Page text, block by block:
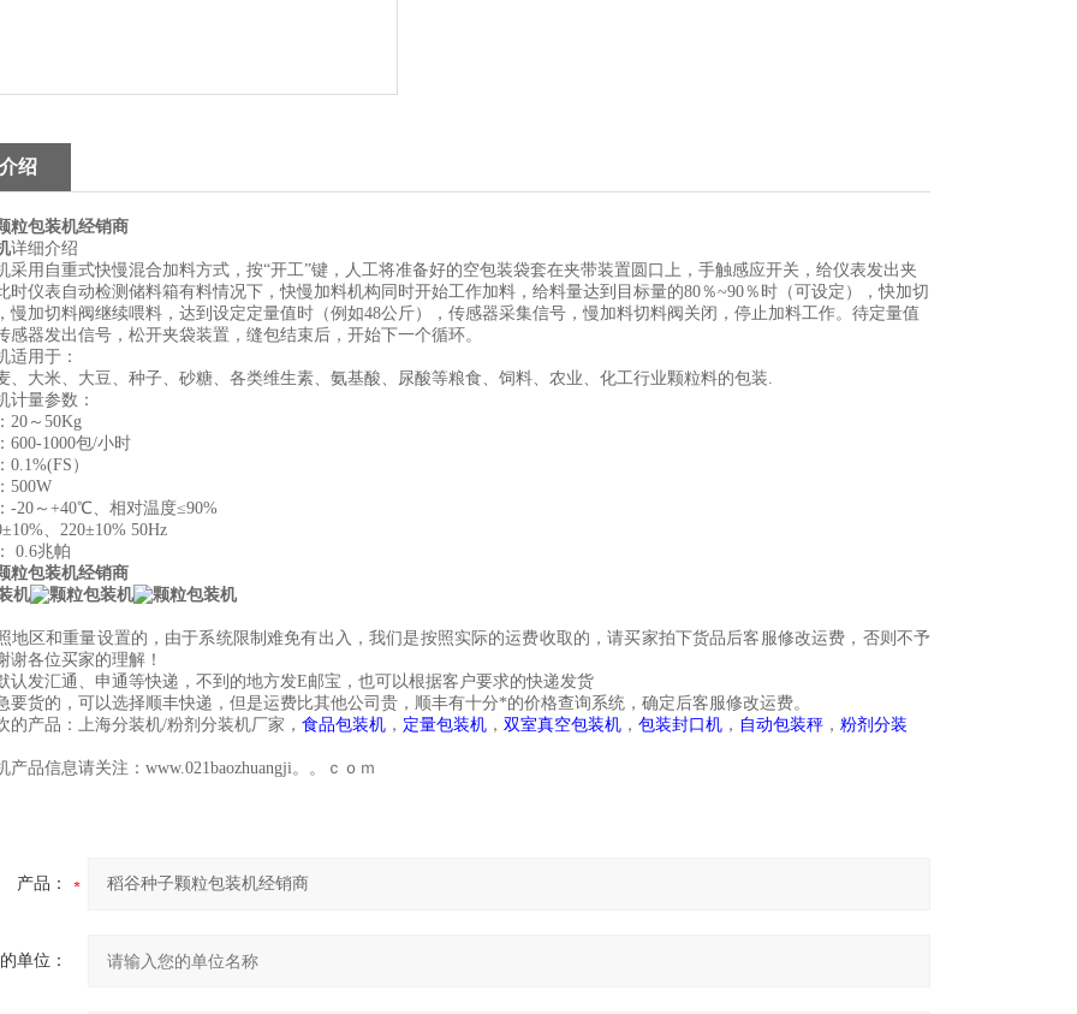
绍
粒包装机经销商
详细介绍
采用自重式快慢混合加料方式，按“开工”键，人工将准备好的空包装袋套在夹带装置圆口上，手触感应开关，给仪表发出夹
时仪表自动检测储料箱有料情况下，快慢加料机构同时开始工作加料，给料量达到目标量的80％~90％时（可设定），快加切
慢加切料阀继续喂料，达到设定定量值时（例如48公斤），传感器采集信号，慢加料切料阀关闭，停止加料工作。待定量值
感器发出信号，松开夹袋装置，缝包结束后，开始下一个循环。
适用于：
、大米、大豆、种子、砂糖、各类维生素、氨基酸、尿酸等粮食、饲料、农业、化工行业颗粒料的包装.
计量参数：
20～50Kg
600-1000包/小时
）
500W
-20～+40℃、相对温度≤90%
、220±10% 50Hz
0.6兆帕
粒包装机经销商
地区和重量设置的，由于系统限制难免有出入，我们是按照实际的运费收取的，请买家拍下货品后客服修改运费，否则不予
谢各位买家的理解！
认发汇通、申通等快递，不到的地方发E邮宝，也可以根据客户要求的快递发货
要货的，可以选择顺丰快递，但是运费比其他公司贵，顺丰有十分*的价格查询系统，确定后客服修改运费。
的产品：上海分装机/粉剂分装机厂家， 食品包装机 ， 定量包装机 ， 双室真空包装机 ， 包装封口机 ， 自动包装秤 ， 粉剂分装
产品信息请关注：www.021baozhuangji。。ｃｏｍ
产品：
单位：